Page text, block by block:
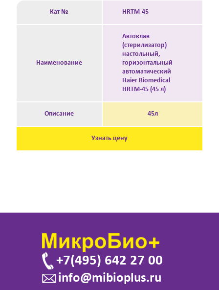
Кат № HRTM-45
Наименование
Автоклав
(стерилизатор)
настольный,
горизонтальный
автоматический
Haier Biomedical
HRTM-45 (45 л)
Описание 45л
Узнать цену
+7(495) 642 27 00
info@mibioplus.ru